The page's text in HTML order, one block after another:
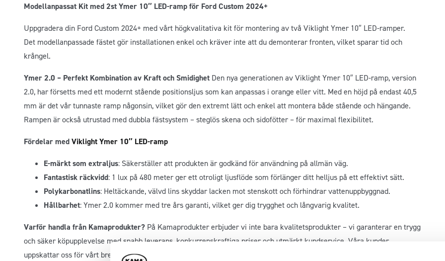
Modellanpassat Kit med 2st Ymer 10″ LED-ramp för Ford Custom 2024+
Uppgradera din Ford Custom 2024+ med vårt högkvalitativa kit för montering av två Viklight Ymer 10″ LED-ramper.
Det modellanpassade fästet gör installationen enkel och kräver inte att du demonterar fronten, vilket sparar tid och
krångel.
Ymer 2.0 – Perfekt Kombination av Kraft och Smidighet Den nya generationen av Viklight Ymer 10″ LED-ramp, version
2.0, har försetts med ett modernt stående positionsljus som kan anpassas i orange eller vitt. Med en höjd på endast 40,5
mm är det vår tunnaste ramp någonsin, vilket gör den extremt lätt och enkel att montera både stående och hängande.
Rampen är också utrustad med dubbla fästsystem – steglös skena och sidofötter – för maximal flexibilitet.
Fördelar medViklight Ymer 10″ LED-ramp
E-märkt som extraljus: Säkerställer att produkten är godkänd för användning på allmän väg.
Fantastisk räckvidd: 1 lux på 480 meter ger ett otroligt ljusflöde som förlänger ditt helljus på ett effektivt sätt.
Polykarbonatlins: Heltäckande, välvd lins skyddar lacken mot stenskott och förhindrar vattenuppbyggnad.
Hållbarhet: Ymer 2.0 kommer med tre års garanti, vilket ger dig trygghet och långvarig kvalitet.
Varför handla från Kamaprodukter? På Kamaprodukter erbjuder vi inte bara kvalitetsprodukter – vi garanterar en trygg
och säker köpupplevelse med snabb leverans, konkurrenskraftiga priser och utmärkt kundservice. Våra kunder
uppskattar oss för vårt breda sortiment och vår expertis inom fordonsanpassade tillbehör. Med över 30 år i branschen vet